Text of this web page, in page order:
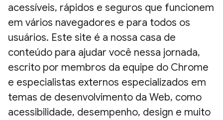
acessíveis, rápidos e seguros que funcionem
em vários navegadores e para todos os
usuários. Este site é a nossa casa de
conteúdo para ajudar você nessa jornada,
escrito por membros da equipe do Chrome
e especialistas externos especializados em
temas de desenvolvimento da Web, como
acessibilidade, desempenho, design e muito